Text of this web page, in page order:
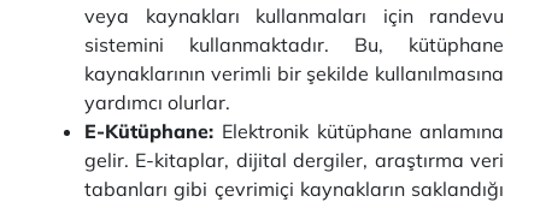
veya kaynakları kullanmaları için randevu
sistemini kullanmaktadır. Bu, kütüphane
kaynaklarının verimli bir şekilde kullanılmasına
yardımcı olurlar.
E-Kütüphane: Elektronik kütüphane anlamına
gelir. E-kitaplar, dijital dergiler, araştırma veri
tabanları gibi çevrimiçi kaynakların saklandığı